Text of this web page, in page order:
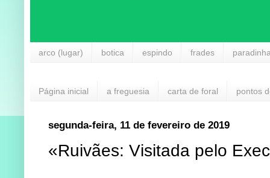
arco (lugar) botica espindo frades
Página inicial a freguesia carta de foral pontos
segunda-feira, 11 de fevereiro de 2019
«Ruivães: Visitada pelo